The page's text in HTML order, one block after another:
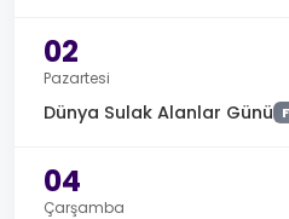
02
Pazartesi
Dünya Sulak Alanlar Günü
04
Çarşamba